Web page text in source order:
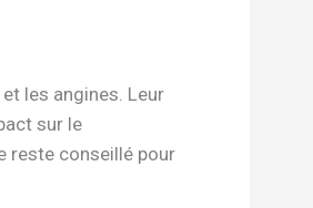
les angines. Leur
sur le
reste conseillé pour